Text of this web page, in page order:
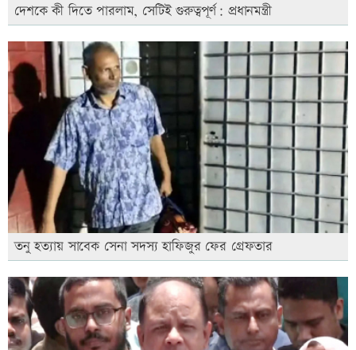
দেশকে কী দিতে পারলাম, সেটিই গুরুত্বপূর্ণ: প্রধানমন্ত্রী
তনু হত্যায় সাবেক সেনা সদস্য হাফিজুর ফের গ্রেফতার